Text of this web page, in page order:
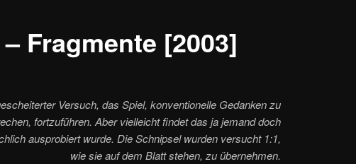
Fragmente [2003]
Versuch, das Spiel, konventionelle Gedanken zu
fortzuführen. Aber vielleicht findet das ja jemand doch
ausprobiert wurde. Die Schnipsel wurden versucht 1:1,
wie sie auf dem Blatt stehen, zu übernehmen.